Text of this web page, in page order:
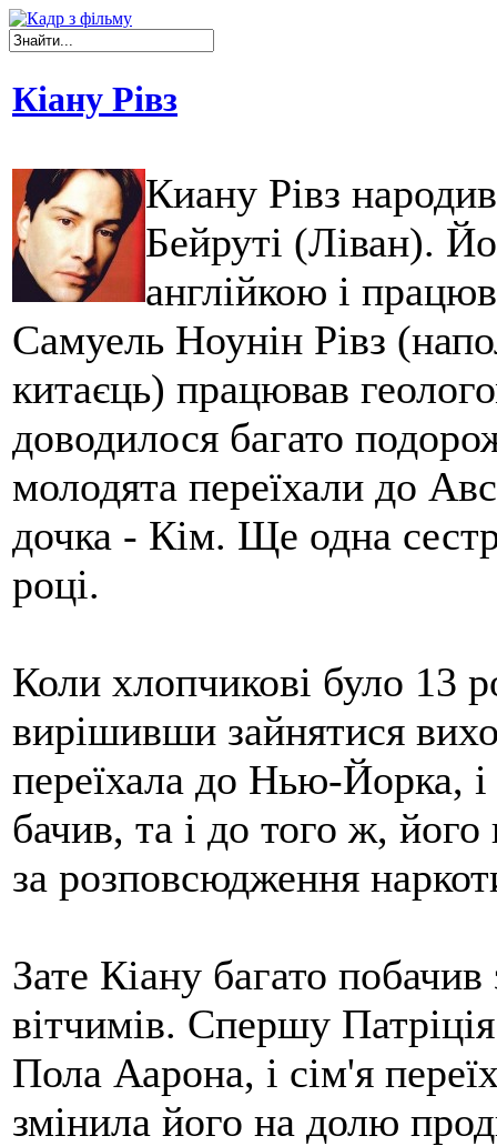
Кіану Рівз
Киану Рівз
Бейруті (Ліван).
англійкою і
Самуель Ноунін Рівз
китаєць) працював
доводилося багато
молодята переїхали до
дочка - Кім. Ще одна
році.
Коли хлопчикові було 13
вирішивши зайнятися
переїхала до Нью-Йорка, і
бачив, та і до того ж, його
за розповсюдження
Зате Кіану багато
вітчимів. Спершу
Пола Аарона, і сім'я
змінила його на долю